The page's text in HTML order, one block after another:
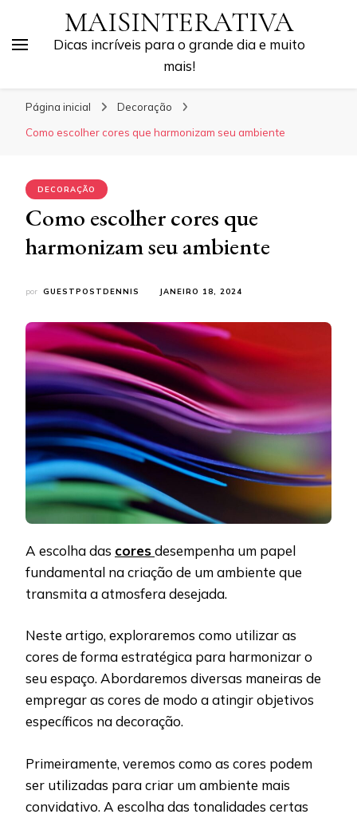
MAISINTERATIVA
Dicas incríveis para o grande dia e muito
mais!
Página inicial
Decoração
Como escolher cores que harmonizam seu ambiente
DECORAÇÃO
Como escolher cores que
harmonizam seu ambiente
por GUESTPOSTDENNIS JANEIRO 18, 2024
A escolha das coresdesempenha um papel
fundamental na criação de um ambiente que
transmita a atmosfera desejada.
Neste artigo, exploraremos como utilizar as
cores de forma estratégica para harmonizar o
seu espaço. Abordaremos diversas maneiras de
empregar as cores de modo a atingir objetivos
específicos na decoração.
Primeiramente, veremos como as cores podem
ser utilizadas para criar um ambiente mais
convidativo. A escolha das tonalidades certas